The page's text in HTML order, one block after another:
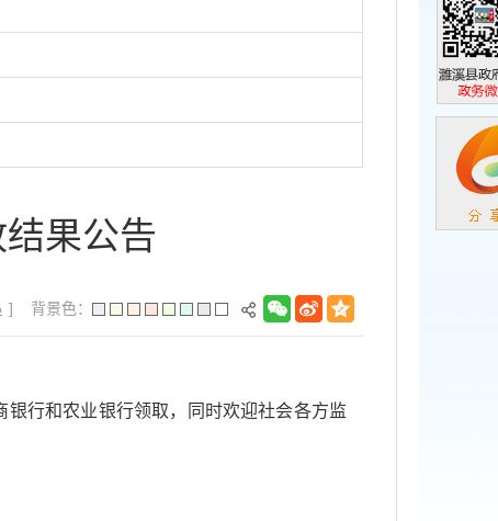
果公告
] 背景色：
行和农业银行领取，同时欢迎社会各方监
濉溪县政
政务微信